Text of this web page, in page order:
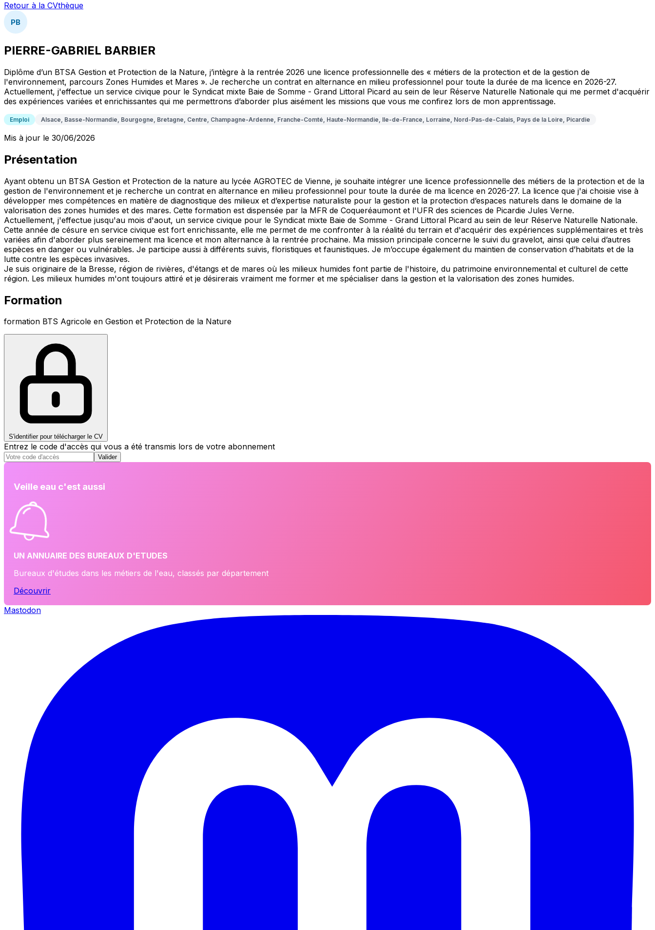
Retour à la CVthèque
PB
PIERRE-GABRIEL BARBIER
Diplôme d’un BTSA Gestion et Protection de la Nature, j’intègre à la rentrée 2026 une licence professionnelle des « métiers de la protection et de la gestion de
l'environnement, parcours Zones Humides et Mares ». Je recherche un contrat en alternance en milieu professionnel pour toute la durée de ma licence en 2026-27.
Actuellement, j'effectue un service civique pour le Syndicat mixte Baie de Somme - Grand Littoral Picard au sein de leur Réserve Naturelle Nationale qui me permet d'acquérir
des expériences variées et enrichissantes qui me permettrons d’aborder plus aisément les missions que vous me confirez lors de mon apprentissage.
Emploi Alsace, Basse-Normandie, Bourgogne, Bretagne, Centre, Champagne-Ardenne, Franche-Comté, Haute-Normandie, Ile-de-France, Lorraine, Nord-Pas-de-Calais, Pays de la Loire, Picardie
Mis à jour le 30/06/2026
Présentation
Ayant obtenu un BTSA Gestion et Protection de la nature au lycée AGROTEC de Vienne, je souhaite intégrer une licence professionnelle des métiers de la protection et de la
gestion de l'environnement et je recherche un contrat en alternance en milieu professionnel pour toute la durée de ma licence en 2026-27. La licence que j'ai choisie vise à
développer mes compétences en matière de diagnostique des milieux et d’expertise naturaliste pour la gestion et la protection d’espaces naturels dans le domaine de la
valorisation des zones humides et des mares. Cette formation est dispensée par la MFR de Coqueréaumont et l'UFR des sciences de Picardie Jules Verne.
Actuellement, j'effectue jusqu'au mois d'aout, un service civique pour le Syndicat mixte Baie de Somme - Grand Littoral Picard au sein de leur Réserve Naturelle Nationale.
Cette année de césure en service civique est fort enrichissante, elle me permet de me confronter à la réalité du terrain et d'acquérir des expériences supplémentaires et très
variées afin d'aborder plus sereinement ma licence et mon alternance à la rentrée prochaine. Ma mission principale concerne le suivi du gravelot, ainsi que celui d’autres
espèces en danger ou vulnérables. Je participe aussi à différents suivis, floristiques et faunistiques. Je m’occupe également du maintien de conservation d’habitats et de la
lutte contre les espèces invasives.
Je suis originaire de la Bresse, région de rivières, d'étangs et de mares où les milieux humides font partie de l'histoire, du patrimoine environnemental et culturel de cette
région. Les milieux humides m'ont toujours attiré et je désirerais vraiment me former et me spécialiser dans la gestion et la valorisation des zones humides.
Formation
formation BTS Agricole en Gestion et Protection de la Nature
S'identifier pour télécharger le CV
Entrez le code d'accès qui vous a été transmis lors de votre abonnement
Valider
Veille eau c'est aussi
UN ANNUAIRE DES BUREAUX D'ETUDES
Bureaux d'études dans les métiers de l'eau, classés par département
Découvrir
Mastodon